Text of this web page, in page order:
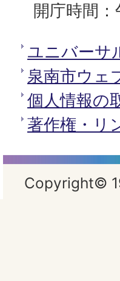
開庁時間
ユニバーサ
泉南市ウェ
個人情報の
著作権・リ
Copyright©